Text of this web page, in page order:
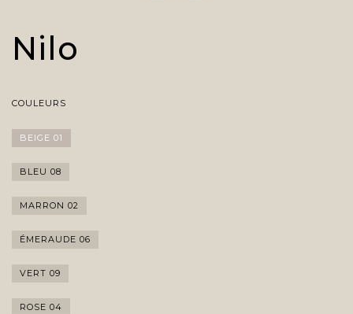
Nilo
COULEURS
BEIGE 01
BLEU 08
MARRON 02
ÉMERAUDE 06
VERT 09
ROSE 04